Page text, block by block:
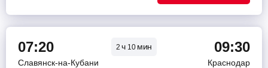
07:20 2ч 10 мин 09:30
Славянск-на-Кубани
Краснодар